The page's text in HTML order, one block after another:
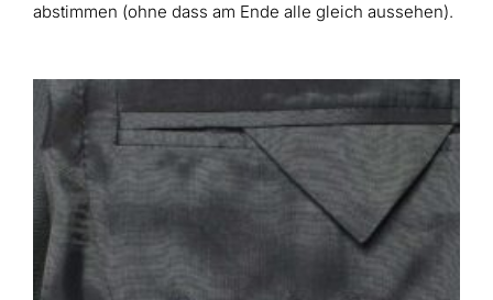
abstimmen (ohne dass am Ende alle gleich aussehen).